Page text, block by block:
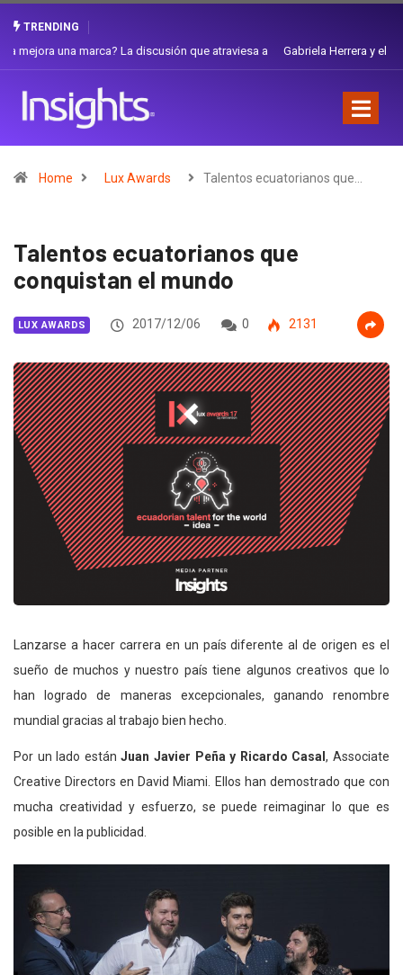
TRENDING
Gabriela Herrera y el arte de cambiarse el sombrero en Corporación
Home Lux Awards Talentos ecuatorianos que…
Talentos ecuatorianos que
conquistan el mundo
LUX AWARDS 2017/12/06 0 2131
Lanzarse a hacer carrera en un país diferente al de origen es el
sueño de muchos y nuestro país tiene algunos creativos que lo
han logrado de maneras excepcionales, ganando renombre
mundial gracias al trabajo bien hecho.
Por un lado estánJuan Javier Peña y Ricardo Casal, Associate
Creative Directors en David Miami. Ellos han demostrado que con
mucha creatividad y esfuerzo, se puede reimaginar lo que es
posible en la publicidad.